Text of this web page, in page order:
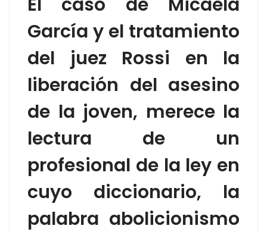
García y el tratamiento
del juez Rossi en la
liberación del asesino
de la joven, merece la
lectura de un
profesional de la ley en
cuyo diccionario, la
palabra abolicionismo